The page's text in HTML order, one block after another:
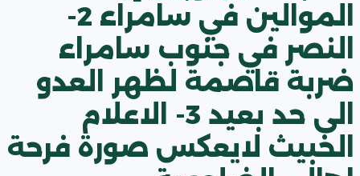
الموالين في سامراء 2-
النصر في جنوب سامراء
ضربة قاصمة لظهر العدو
الى حد بعيد 3- الاعلام
الخبيث لايعكس صورة فرحة